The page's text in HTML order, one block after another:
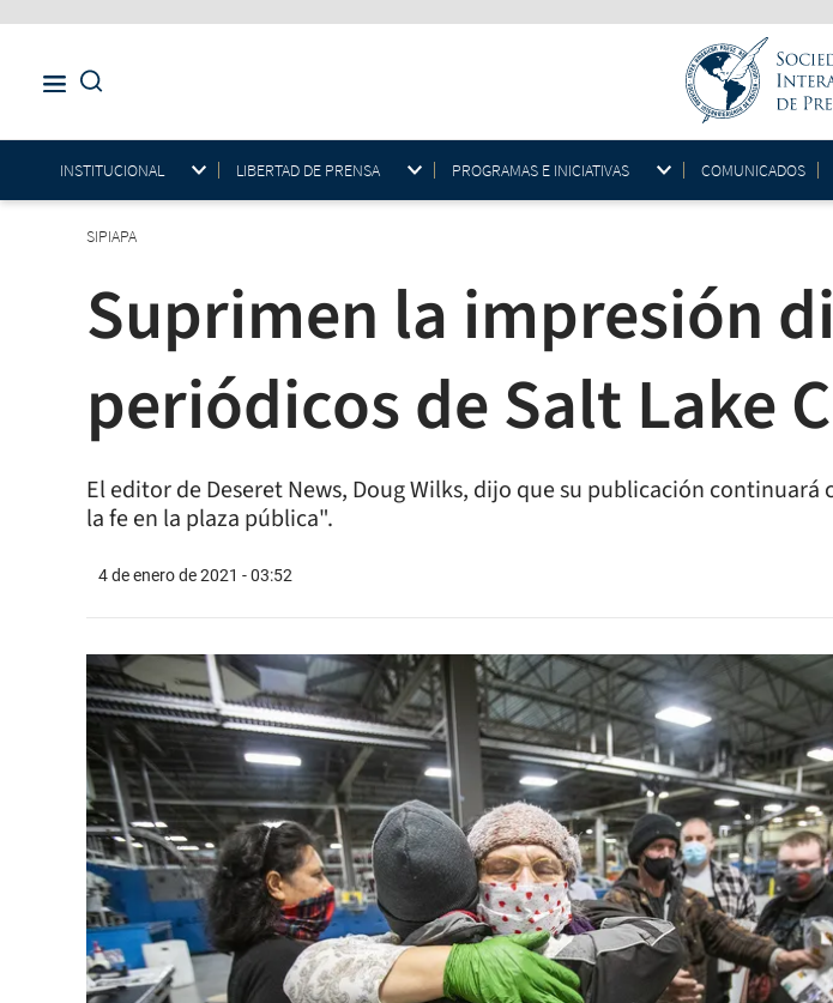
INSTITUCIONAL LIBERTAD DE PRENSA PROGRAMAS E INICIATIVAS COMUNICADOS
SIPIAPA
Suprimen la impresión
periódicos de Salt Lake
El editor de Deseret News, Doug Wilks, dijo que su publicación
la fe en la plaza pública".
4 de enero de 2021 - 03:52